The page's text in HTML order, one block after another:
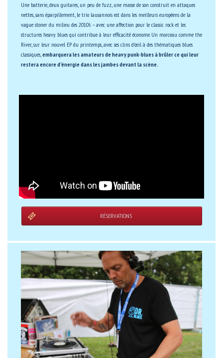
Une batterie, deux guitares, un peu de fuzz, une masse de son construit en attaques
nettes, sans éparpillement, le trio lausannois est dans les meilleurs européens de la
vague stoner du milieu des 2010's – avec une affection pour le classic rock et les
structures heavy blues qui contribue à leur efficacité économe. Un morceau comme the
River, sur leur nouvel EP du printemps, avec ses clins d'œil à des thématiques blues
classiques, embarquera les amateurs de heavy punk-blues à brûler ce qui leur
restera encore d'énergie dans les jambes devant la scène.
RÉSERVATIONS